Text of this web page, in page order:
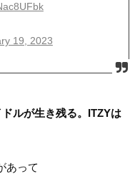
19, 2023
ルが生き残る。ITZYは
あって